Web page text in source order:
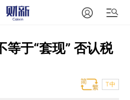
等于“套现” 否认税
T中